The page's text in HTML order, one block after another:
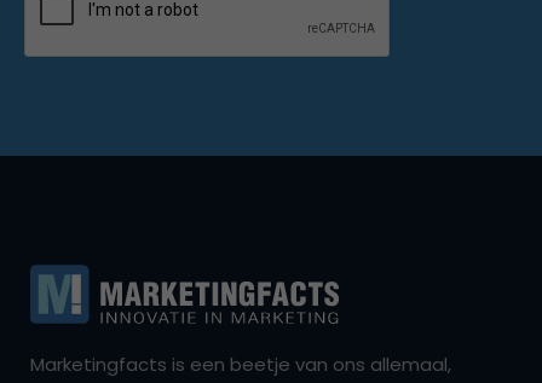
Marketingfacts is een beetje van ons allemaal,